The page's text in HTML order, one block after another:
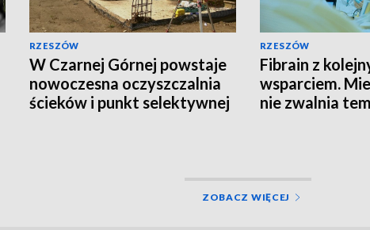
RZESZÓW
W Czarnej Górnej powstaje
nowoczesna oczyszczalnia
ścieków i punkt selektywnej
RZESZÓW
Fibrain z
wsparciem.
nie zwalnia
ZOBACZ WIĘCEJ